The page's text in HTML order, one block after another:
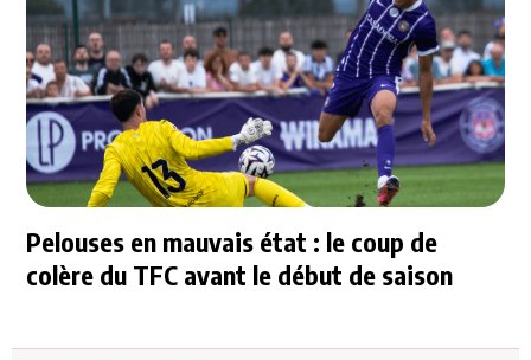
Pelouses en mauvais état : le coup de
colère du TFC avant le début de saison